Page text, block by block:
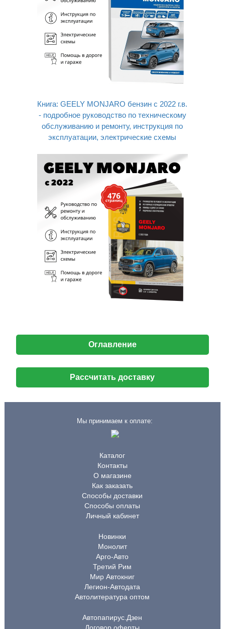
Книга: GEELY MONJARO бензин c 2022 г.в.
- подробное руководство по техническому
обслуживанию и ремонту, инструкция по
эксплуатации, электрические схемы
Оглавление
Рассчитать доставку
Мы принимаем к оплате:
Каталог
Контакты
О магазине
Как заказать
Способы доставки
Способы оплаты
Личный кабинет
Новинки
Монолит
Арго-Авто
Третий Рим
Мир Автокниг
Легион-Автодата
Автолитература оптом
Автопапирус.Дзен